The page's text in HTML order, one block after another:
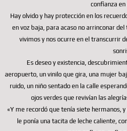
confianza en
Hay olvido y hay protección en los
en voz baja, para acaso no arrinconar
vivimos y nos ocurre en el transcurrir
Es deseo y existencia,
aeropuerto, un vinilo que gira, una mujer
ruido, un niño sentado en la calle
ojos verdes que revivían las
«Y me recordó que tenía siete hermanos,
le ponía una tacita de leche caliente,